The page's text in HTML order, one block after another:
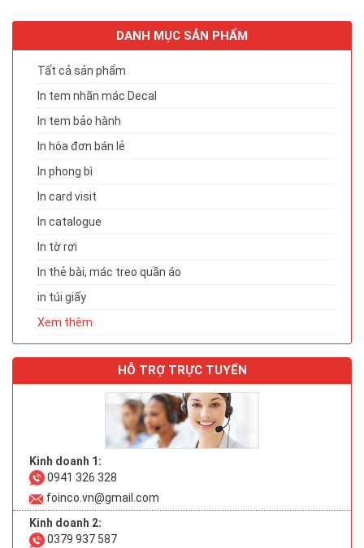
DANH MỤC SẢN PHẨM
Tất cả sản phẩm
In tem nhãn mác Decal
In tem bảo hành
In hóa đơn bán lẻ
In phong bì
In card visit
In catalogue
In tờ rơi
In thẻ bài, mác treo quần áo
in túi giấy
Xem thêm
HỖ TRỢ TRỰC TUYẾN
Kinh doanh 1:
0941 326 328
foinco.vn@gmail.com
Kinh doanh 2:
0379 937 587